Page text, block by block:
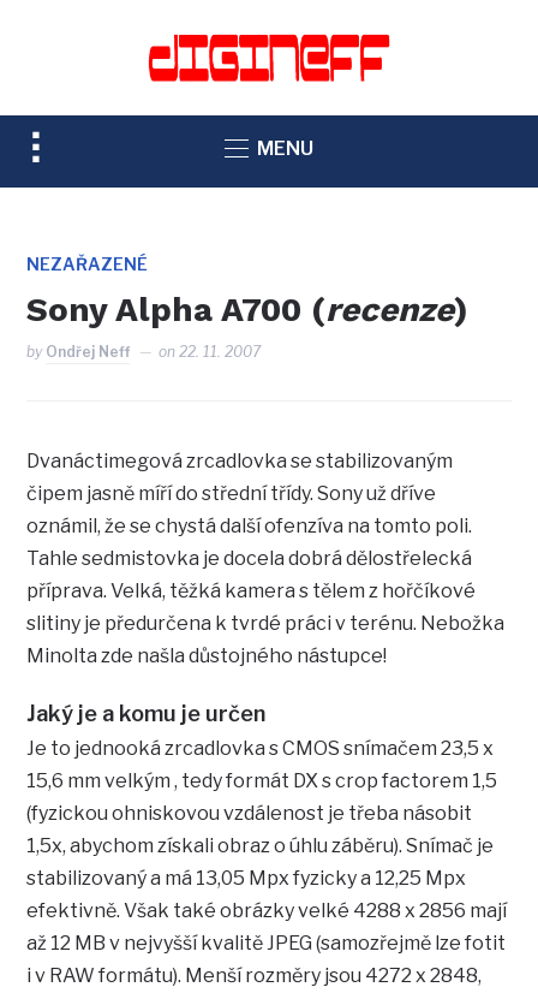
TOGGLE
SIDEBAR
NAVIGATION
MENU
NEZAŘAZENÉ
Sony Alpha A700 (recenze)
by Ondřej Neff on22. 11. 2007
Dvanáctimegová zrcadlovka se stabilizovaným
čipem jasně míří do střední třídy. Sony už dříve
oznámil, že se chystá další ofenzíva na tomto poli.
Tahle sedmistovka je docela dobrá dělostřelecká
příprava. Velká, těžká kamera s tělem z hořčíkové
slitiny je předurčena k tvrdé práci v terénu. Nebožka
Minolta zde našla důstojného nástupce!
Jaký je a komu je určen
Je to jednooká zrcadlovka s CMOS snímačem 23,5 x
15,6 mm velkým , tedy formát DX s crop factorem 1,5
(fyzickou ohniskovou vzdálenost je třeba násobit
1,5x, abychom získali obraz o úhlu záběru). Snímač je
stabilizovaný a má 13,05 Mpx fyzicky a 12,25 Mpx
efektivně. Však také obrázky velké 4288 x 2856 mají
až 12 MB v nejvyšší kvalitě JPEG (samozřejmě lze fotit
i v RAW formátu). Menší rozměry jsou 4272 x 2848,